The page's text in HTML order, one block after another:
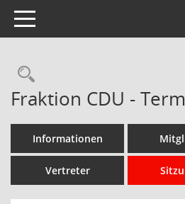
Toggle navigation
Rechercheauswahl
Fraktion CDU -
Informationen
Vertreter